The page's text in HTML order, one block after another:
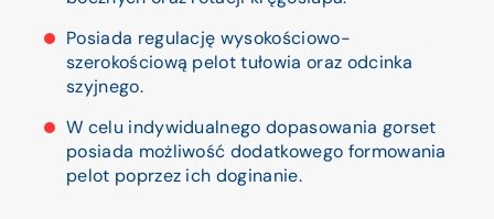
Posiada regulację wysokościowo-
szerokościową pelot tułowia oraz odcinka
szyjnego.
W celu indywidualnego dopasowania gorset
posiada możliwość dodatkowego formowania
pelot poprzez ich doginanie.